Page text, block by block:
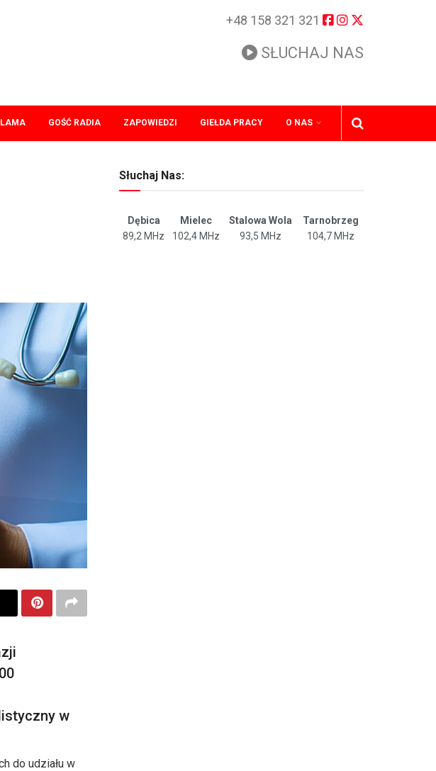
+48 158 321 321
SŁUCHAJ NAS
GOŚĆ RADIA ZAPOWIEDZI GIEŁDA PRACY O NAS
w
do udziału w
Słuchaj Nas:
Dębica Mielec Stalowa Wola
Tarnobrzeg
89,2 MHz
102,4 MHz 93,5 MHz 104,7 MHz